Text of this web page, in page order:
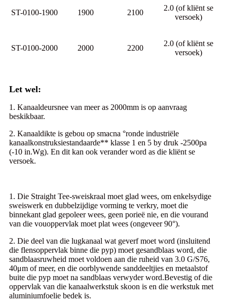
ST-0100-1900 1900 2100
2.0 (of kliënt se
versoek)
ST-0100-2000 2000 2200
2.0 (of kliënt se
versoek)
Let wel:
1. Kanaaldeursnee van meer as 2000mm is op aanvraag
beskikbaar.
2. Kanaaldikte is gebou op smacna °ronde industriële
kanaalkonstruksiestandaarde** klasse 1 en 5 by druk -2500pa
(-10 in.Wg). En dit kan ook verander word as die kliënt se
versoek.
1. Die Straight Tee-sweiskraal moet glad wees, om enkelsydige
sweiswerk en dubbelzijdige vorming te verkry, moet die
binnekant glad gepoleer wees, geen porieë nie, en die vourand
van die vouoppervlak moet plat wees (ongeveer 90°).
2. Die deel van die lugkanaal wat geverf moet word (insluitend
die flensoppervlak binne die pyp) moet gesandblaas word, die
sandblaasruwheid moet voldoen aan die ruheid van 3.0 G/S76,
40μm of meer, en die oorblywende sanddeeltjies en metaalstof
buite die pyp moet na sandblaas verwyder word.Bevestig of die
oppervlak van die kanaalwerkstuk skoon is en die werkstuk met
aluminiumfoelie bedek is.